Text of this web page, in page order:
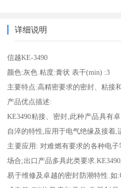
详细说明
信越KE-3490
颜色:灰色 粘度:膏状 表干(min) :3
主要特点:高精密要求的密封、粘接
产品优点描述:
KE3490粘接、密封,此种产品具有
自淬的特性,应用于电气绝缘及接着,
主要应用: 对难燃有要求的各种电
场合;出口产品多具此类要求
易于维修及卓越的密封防潮特性.